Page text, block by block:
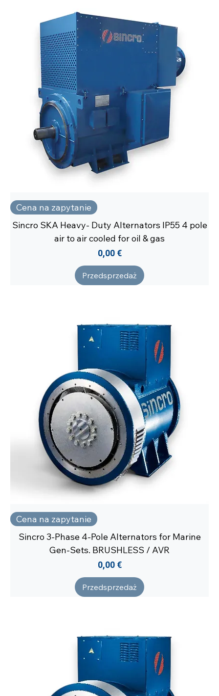
Cena na zapytanie
Sincro SKA Heavy- Duty Alternators IP55 4 pole
air to air cooled for oil & gas
Cena
0,00 €
Przedsprzedaż
Cena na zapytanie
Sincro 3-Phase 4-Pole Alternators for Marine
Gen-Sets. BRUSHLESS / AVR
Cena
0,00 €
Przedsprzedaż